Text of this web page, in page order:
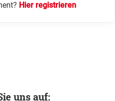
Hier registrieren
uns auf: